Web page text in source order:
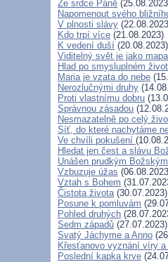
Ze srdce Páně
Napomenout svého
V plnosti slávy
Kdo trpí více (21.08.2023)
K vedení duší (20.08.2023)
Viditelný svět je jako mapa
Hlad po smysluplném
Maria je vzata do nebe
Nerozlučnými druhy
Proti vlastnímu dobru
Správnou zásadou
Nesmazatelně po celý
Síť, do které nachytáme
Ve chvíli pokušení
Hledat jen čest a slávu
Unášen prudkým
Vzbuzuje úžas
Vztah s Bohem
Čistota života(30.07.2023)
Posune k pomluvám
Pohled druhých
Sedm západů (27.07.2023)
Svatý Jáchyme a Anno
Křesťanovo vyznání víry
Poslední kapka krve